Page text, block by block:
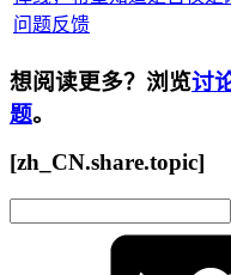
问题反馈
想阅读更多？浏览讨
题。
[zh_CN.share.topic]